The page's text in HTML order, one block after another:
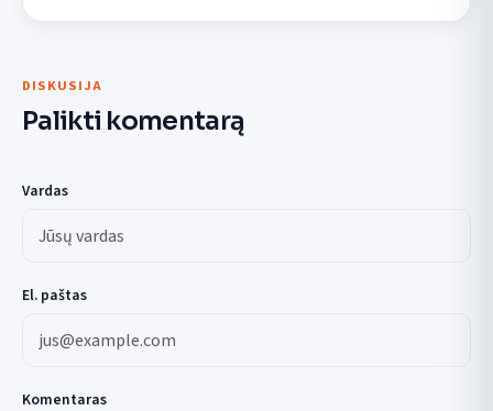
DISKUSIJA
Palikti komentarą
Vardas
El. paštas
Komentaras